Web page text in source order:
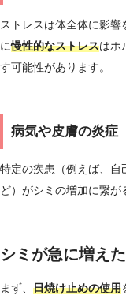
ストレスは体全体に影
に慢性的なストレスはホ
す可能性があります。
病気や皮膚の炎症
特定の疾患（例えば、自
ど）がシミの増加に繋が
シミが急に増え
まず、 日焼け止めの使用